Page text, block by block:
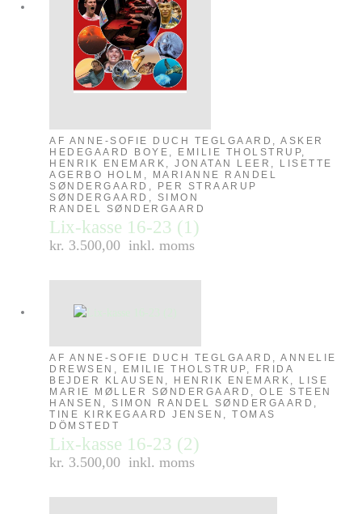
AF ANNE-SOFIE DUCH TEGLGAARD, ASKER
HEDEGAARD BOYE, EMILIE THOLSTRUP,
HENRIK ENEMARK, JONATAN LEER, LISETTE
AGERBO HOLM, MARIANNE RANDEL
SØNDERGAARD, PER STRAARUP
SØNDERGAARD, SIMON
RANDEL SØNDERGAARD
Lix-kasse 16-23 (1)
kr. 3.500,00 inkl. moms
AF ANNE-SOFIE DUCH TEGLGAARD, ANNELIE
DREWSEN, EMILIE THOLSTRUP, FRIDA
BEJDER KLAUSEN, HENRIK ENEMARK, LISE
MARIE MØLLER SØNDERGAARD, OLE STEEN
HANSEN, SIMON RANDEL SØNDERGAARD,
TINE KIRKEGAARD JENSEN, TOMAS
DÖMSTEDT
Lix-kasse 16-23 (2)
kr. 3.500,00 inkl. moms